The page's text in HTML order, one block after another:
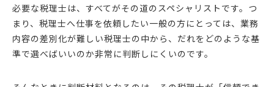
必要な税理士は、すべてがその道のスペシャリストです。つ
まり、税理士へ仕事を依頼したい一般の方にとっては、業務
内容の差別化が難しい税理士の中から、だれをどのような基
準で選べばいいのか非常に判断しにくいのです。